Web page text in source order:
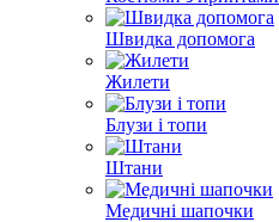
Швидка допомога
Жилети
Блузи і топи
Штани
Медичні шапочки